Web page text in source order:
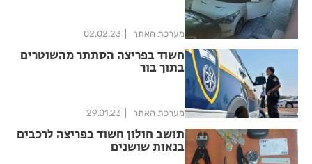
מערכת האתר 02.02.23
חשוד בפריצה הסתתר מהשוטרים
בתוך בור
מערכת האתר 29.01.23
תושב חולון חשוד בפריצה לרכבים
בנאות שושנים